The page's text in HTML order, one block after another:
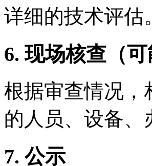
详细的技术评估
6. 现场核查（可
根据审查情况，
的人员、设备、
7. 公示